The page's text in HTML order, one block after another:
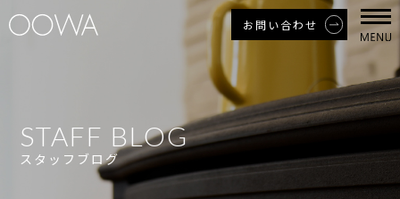
お問い合わせ
STAFF BLOG
スタッフブログ